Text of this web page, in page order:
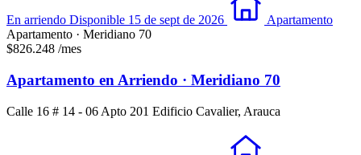
En arriendo Disponible 15 de sept de 2026
Apartamento
Apartamento · Meridiano 70
$826.248 /mes
Apartamento en Arriendo · Meridiano 70
Calle 16 # 14 - 06 Apto 201 Edificio Cavalier, Arauca